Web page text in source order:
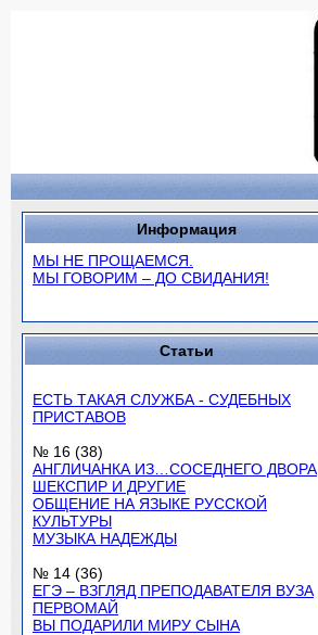
Информация
МЫ НЕ ПРОЩАЕМСЯ.
МЫ ГОВОРИМ – ДО СВИДАНИЯ!
Статьи
ЕСТЬ ТАКАЯ СЛУЖБА - СУДЕБНЫХ
ПРИСТАВОВ
№ 16 (38)
АНГЛИЧАНКА ИЗ…СОСЕДНЕГО ДВОРА
ШЕКСПИР И ДРУГИЕ
ОБЩЕНИЕ НА ЯЗЫКЕ РУССКОЙ
КУЛЬТУРЫ
МУЗЫКА НАДЕЖДЫ
№ 14 (36)
ЕГЭ – ВЗГЛЯД ПРЕПОДАВАТЕЛЯ ВУЗА
ПЕРВОМАЙ
ВЫ ПОДАРИЛИ МИРУ СЫНА